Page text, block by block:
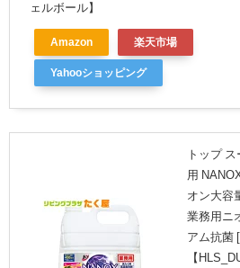
ェルボール】
Amazon 楽天市場
Yahooショッピング
トップ
用
オン大容
業務用ニ
アム抗菌
【